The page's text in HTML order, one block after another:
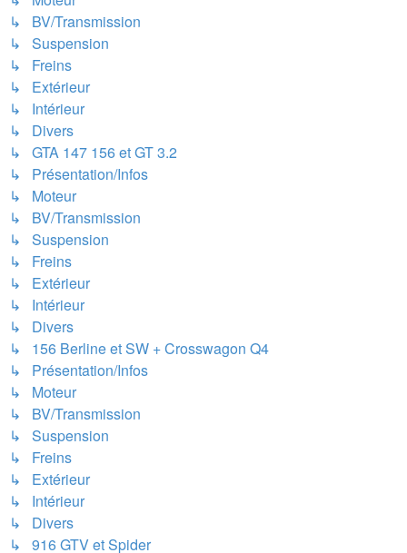
↳ BV/Transmission
↳ Suspension
↳ Freins
↳ Extérieur
↳ Intérieur
↳ Divers
↳ GTA 147 156 et GT 3.2
↳ Présentation/Infos
↳ Moteur
↳ BV/Transmission
↳ Suspension
↳ Freins
↳ Extérieur
↳ Intérieur
↳ Divers
↳ 156 Berline et SW + Crosswagon Q4
↳ Présentation/Infos
↳ Moteur
↳ BV/Transmission
↳ Suspension
↳ Freins
↳ Extérieur
↳ Intérieur
↳ Divers
↳ 916 GTV et Spider